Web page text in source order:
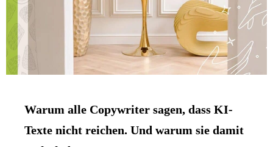
Warum alle Copywriter sagen, dass KI-
Texte nicht reichen. Und warum sie damit